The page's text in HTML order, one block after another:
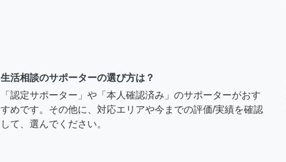
生活相談のサポーターの選び方は？
「認定サポーター」や「本人確認済み」のサポーターがおす
すめです。その他に、対応エリアや今までの評価/実績を確認
して、選んでください。